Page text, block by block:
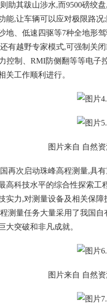
助其跋山涉水,而9500磅绞
能,让车辆可以应对极限路
地、低速四驱等7种全地形
有越野专家模式,可强制关
控制、RMI防侧翻等等电子
关工作顺利进行。
图片来自 自然
再次启动珠峰高程测量,具
高科技水平的综合性探索工
实力,对测量设备及相关保
测量任务大量采用了我国
大突破和非凡成就。
图片来自 自然